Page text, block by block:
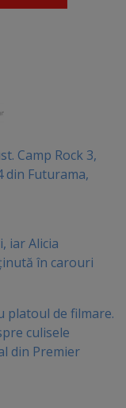
Camp Rock 3,
din Futurama,
iar Alicia
în carouri
platoul de filmare.
culisele
din Premier